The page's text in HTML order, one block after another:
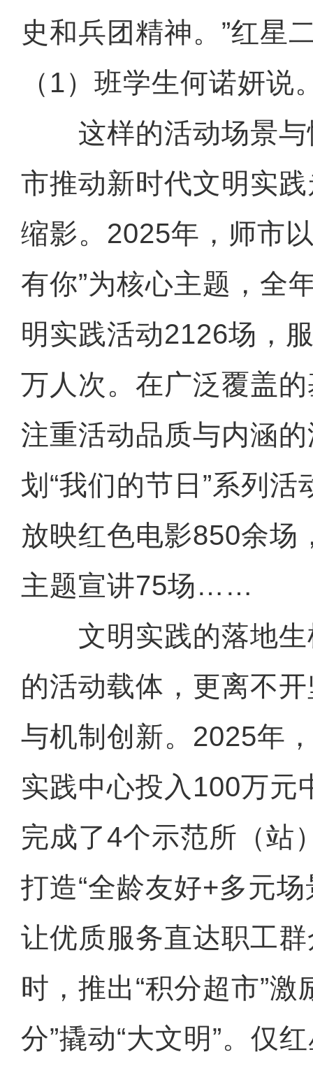
史和兵团精神。”红星
（1）班学生何诺妍说
这样的活动场景与
市推动新时代文明实
缩影。2025年，师市
有你”为核心主题，全
明实践活动2126场，
万人次。在广泛覆盖
注重活动品质与内涵
划“我们的节日”系列
放映红色电影850余场
主题宣讲75场……
文明实践的落地生
的活动载体，更离不
与机制创新。2025年
实践中心投入100万元
完成了4个示范所（站
打造“全龄友好+多元
让优质服务直达职工
时，推出“积分超市”激
分”撬动“大文明”。仅